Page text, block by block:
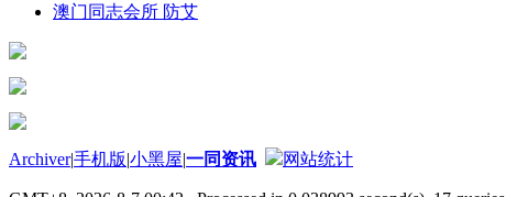
澳门同志会所 防艾
Archiver|手机版|小黑屋|一同资讯 网站统计